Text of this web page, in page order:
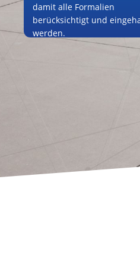
damit alle Formalien
berücksichtigt und
werden.